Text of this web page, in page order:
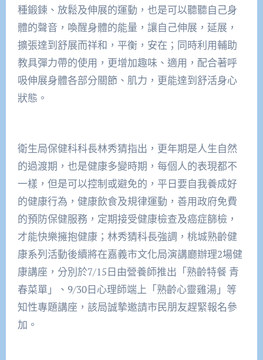
種鍛鍊、放鬆及伸展的運動，也是可以聽聽自己身
體的聲音，喚醒身體的能量，讓自己伸展，延展，
擴張達到舒展而祥和，平衡，安在；同時利用輔助
教具彈力帶的使用，更增加趣味、適用，配合著呼
吸伸展身體各部分關節、肌力，更能達到舒活身心
狀態。
衛生局保健科科長林秀猜指出，更年期是人生自然
的過渡期，也是健康多變時期，每個人的表現都不
一樣，但是可以控制或避免的，平日要自我養成好
的健康行為，健康飲食及規律運動，善用政府免費
的預防保健服務，定期接受健康檢查及癌症篩檢，
才能快樂擁抱健康；林秀猜科長強調，桃城熟齡健
康系列活動後續將在嘉義市文化局演講廳辦理2場健
康講座，分別於7/15日由營養師推出「熟齡特餐 青
春菜單」、9/30日心理師端上「熟齡心靈雞湯」等
知性專題講座，該局誠摯邀請市民朋友趕緊報名參
加。